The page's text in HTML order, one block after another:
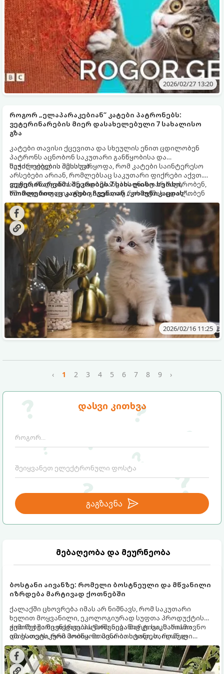
დასვი კითხვა
გაგზავნა
მებაღეობა და მეურნეობა
ბოსტანი აივანზე: რომელი ბოსტნეული და მწვანილი
იზრდება მარტივად ქოთნებში
ქალაქში ცხოვრება იმას არ ნიშნავს, რომ საკუთარი
ხელით მოყვანილი, ეკოლოგიურად სუფთა პროდუქტის
გემოზე უარი თქვათ. პატარა აივანიც კი საკმარისია
იმისათვის, რომ მოიწყოთ მინი-ბოსტანი, საიდანაც
ყოველდღიურად ახალ, არომატულ მწვანილსა და
ბოსტნეულს მოკრეფთ.
ქოთნებში მცენარეების მოშენება მარტივი, სასიამოვნო
და ესთეტიკური ჰობია. მთავარია იცოდეთ, რომელი
კულტურები ეგუებიან ქოთნის პირობებს ყველაზე კარგად
და როგორ მოუაროთ მათ სწორად.
2026/02/27 13:20
როგორ „ელაპარაკებიან“ კატები პატრონებს:
ვეტერინარების მიერ დასახელებული 7 სახალისო
გზა
კატები თავისი ქცევითა და სხეულის ენით ცდილობენ
პატრონს აცნობონ საკუთარი განწყობისა და
საჭიროებების შესახებ.
შეუძლებელია იმის უარყოფა, რომ კატები საინტერესო
არსებები არიან, რომლებსაც საკუთარი ფიქრები აქვთ.
თუმცა, რადგან ისინი ადამიანების ენაზე არ საუბრობენ,
ხშირად რთულია იმის გაგება, თუ რის თქმას ცდილობენ
კონკრეტულ მომენტში. შინაური ცხოველების ზოგიერთ
პატრონს მიაჩნია, რომ კატები გარიყულები ან
არამეგობრულები არიან, მაგრამ ეს ყოველთვის ასე არ
არის. მათი ქცევის გაგება დაგეხმარებათ თქვენს
ფუმფულა მეგობართან კავშირის გაძლიერებაში.
ვეტერინარებმა შეკრიბეს 7 სახალისო ხერხი,
რომლებითაც კატები ჩვენთან „კომუნიკაციას“
ამყარებენ:
2026/02/16 11:25
‹ 1 2 3 4 5 6 7 8 9 ›